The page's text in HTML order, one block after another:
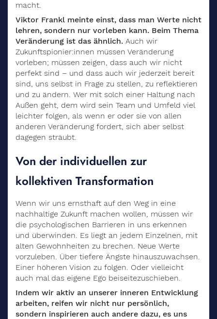
macht.
Viktor Frankl meinte einst, dass man Werte nicht
lehren, sondern nur vorleben kann. Beim Thema
Veränderung ist das ähnlich. Auch wir
Zukunftspionier:innen müssen Veränderung
vorleben; müssen zeigen, dass auch wir nicht
perfekt sind – und dass auch wir jederzeit bereit
sind, uns selbst in Frage zu stellen, zu reflektieren
und zu ändern. Wer mit solch einer Haltung nach
Außen geht, dem wird sein Team und Umfeld viel
leichter folgen, als wenn er oder sie von allen
anderen Veränderung fordert, sich aber selbst
dagegen sträubt.
Von der individuellen zur
kollektiven Transformation
Wenn wir uns ernsthaft auf den Weg in eine
nachhaltige Zukunft machen wollen, müssen wir
die psychologischen Barrieren in uns erkennen
und überwinden. Es liegt an jedem Einzelnen, mit
alten Gewohnheiten zu brechen. Neue Werte
vorzuleben. Über tiefere Ängste hinauszuwachsen.
Einer höheren Vision zu folgen. Oder vielleicht
auch mal das eigene Ego beiseitezuschieben.
Indem wir aktiv an unserer inneren Entwicklung
arbeiten, reifen wir nicht nur persönlich,
sondern inspirieren auch andere dazu, es uns